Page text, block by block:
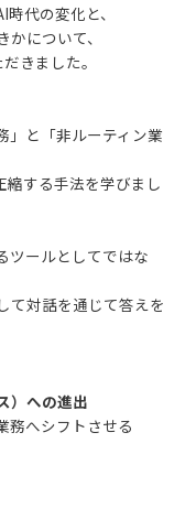
代の変化と、
について、
きました。
」と「非ルーティン業
縮する手法を学びまし
ツールとしてではな
て対話を通じて答えを
）への進出
務へシフトさせる